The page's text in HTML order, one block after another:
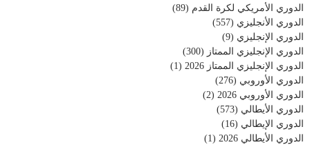
الدوري الأمريكي لكرة القدم (89)
الدوري الأنجليزي (557)
الدوري الإنجليزي (9)
الدوري الإنجليزي الممتاز (300)
الدوري الإنجليزي الممتاز 2026
(1)
الدوري الأوروبي (276)
الدوري الأوروبي 2026
(2)
الدوري الأيطالي (573)
الدوري الإيطالي (16)
الدوري الأيطالي 2026
(1)